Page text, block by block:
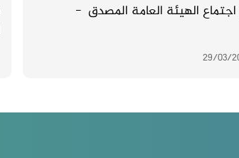
الهيئة العامة المصدق -
29/03/